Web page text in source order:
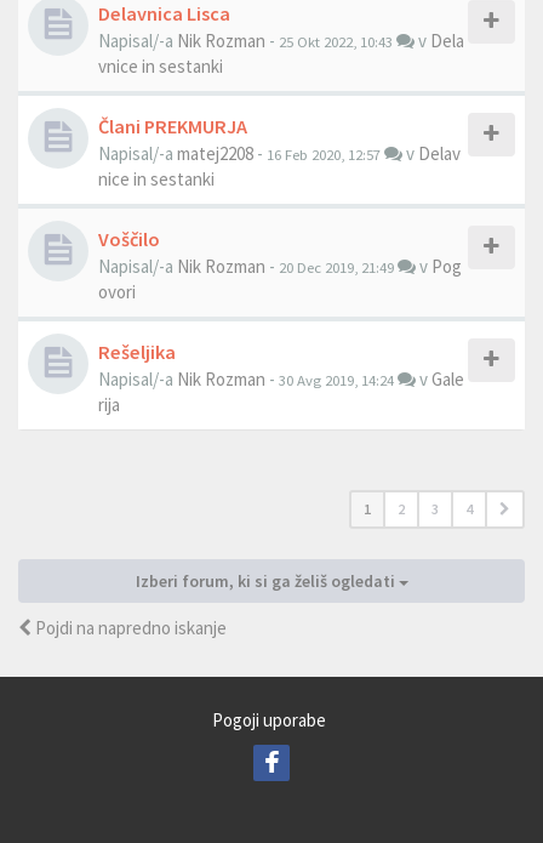
Delavnica Lisca
Napisal/-a Nik Rozman - 25 Okt 2022, 10:43 v Dela
vnice in sestanki
Člani PREKMURJA
Napisal/-a matej2208 - 16 Feb 2020, 12:57 v Delav
nice in sestanki
Voščilo
Napisal/-a Nik Rozman - 20 Dec 2019, 21:49 v Pog
ovori
Rešeljika
Napisal/-a Nik Rozman - 30 Avg 2019, 14:24 vGale
rija
1 2 3 4
Izberi forum, ki si ga želiš ogledati
Pojdi na napredno iskanje
Pogoji uporabe